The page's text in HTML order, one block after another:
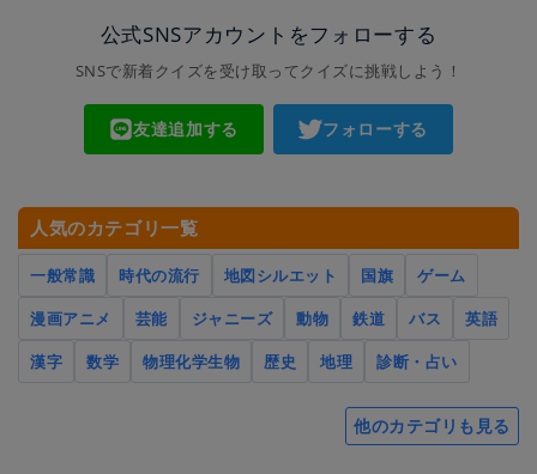
公式SNSアカウントをフォローする
SNSで新着クイズを受け取ってクイズに挑戦しよう！
友達追加する フォローする
人気のカテゴリ一覧
一般常識 時代の流行 地図シルエット 国旗
ゲーム
漫画アニメ
芸能 ジャニーズ 動物 鉄道 バス
英語
漢字
数学 物理化学生物 歴史 地理 診断・占い
他のカテゴリも見る